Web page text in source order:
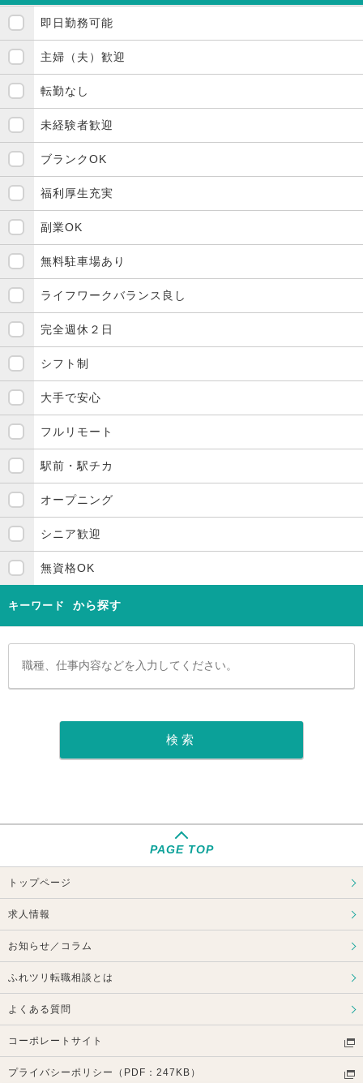
即日勤務可能
主婦（夫）歓迎
転勤なし
未経験者歓迎
ブランクOK
福利厚生充実
副業OK
無料駐車場あり
ライフワークバランス良し
完全週休２日
シフト制
大手で安心
フルリモート
駅前・駅チカ
オープニング
シニア歓迎
無資格OK
キーワード から探す
PAGE TOP
トップページ
求人情報
お知らせ／コラム
ふれツリ転職相談とは
よくある質問
コーポレートサイト
プライバシーポリシー（PDF：247KB）